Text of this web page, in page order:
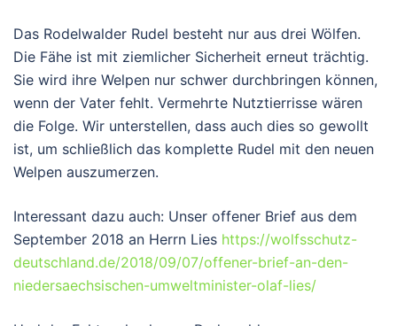
Das Rodelwalder Rudel besteht nur aus drei Wölfen.
Die Fähe ist mit ziemlicher Sicherheit erneut trächtig.
Sie wird ihre Welpen nur schwer durchbringen können,
wenn der Vater fehlt. Vermehrte Nutztierrisse wären
die Folge. Wir unterstellen, dass auch dies so gewollt
ist, um schließlich das komplette Rudel mit den neuen
Welpen auszumerzen.
Interessant dazu auch: Unser offener Brief aus dem
September 2018 an Herrn Lies https://wolfsschutz-
deutschland.de/2018/09/07/offener-brief-an-den-
niedersaechsischen-umweltminister-olaf-lies/